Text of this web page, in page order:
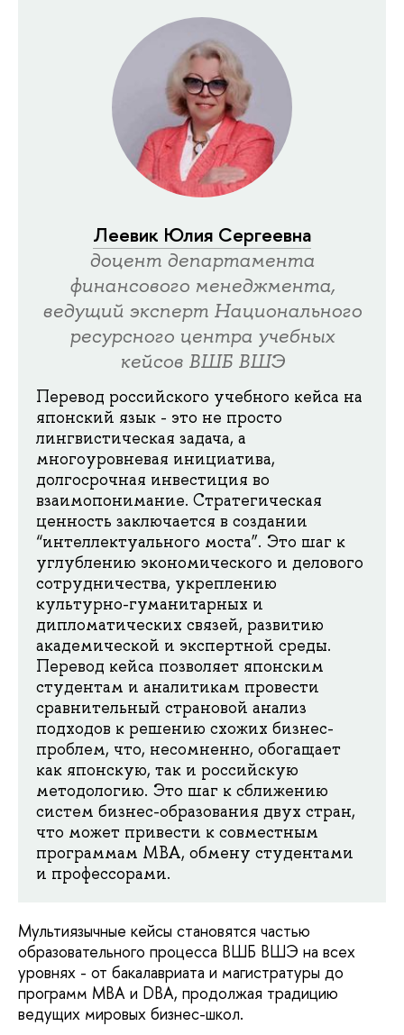
Леевик Юлия Сергеевна
доцент департамента
финансового менеджмента,
ведущий эксперт Национального
ресурсного центра учебных
кейсов ВШБ ВШЭ
Перевод российского учебного кейса на
японский язык - это не просто
лингвистическая задача, а
многоуровневая инициатива,
долгосрочная инвестиция во
взаимопонимание. Стратегическая
ценность заключается в создании
“интеллектуального моста”. Это шаг к
углублению экономического и делового
сотрудничества, укреплению
культурно-гуманитарных и
дипломатических связей, развитию
академической и экспертной среды.
Перевод кейса позволяет японским
студентам и аналитикам провести
сравнительный страновой анализ
подходов к решению схожих бизнес-
проблем, что, несомненно, обогащает
как японскую, так и российскую
методологию. Это шаг к сближению
систем бизнес-образования двух стран,
что может привести к совместным
программам MBA, обмену студентами
и профессорами.
Мультиязычные кейсы становятся частью
образовательного процесса ВШБ ВШЭ на всех
уровнях - от бакалавриата и магистратуры до
программ MBA и DBA, продолжая традицию
ведущих мировых бизнес-школ.